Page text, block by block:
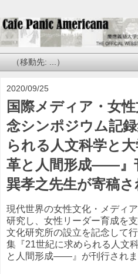
2020/09/25
国際メディア・女
念シンポジウム記
られる人文科学と
革と人間形成――』
巽孝之先生が寄稿さ
現代世界の女性文化・メディ
研究し、女性リーダー育成を
文化研究所の設立を記念して
集『21世紀に求められる人
と人間形成――』が刊行されま